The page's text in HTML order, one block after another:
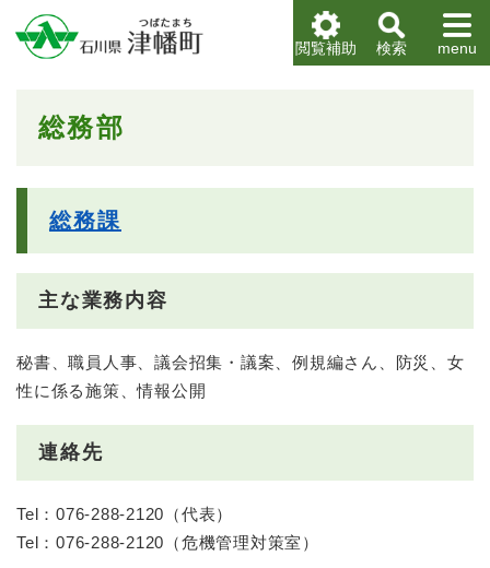
メニューを飛ばして本文へ
閲覧補助
検索 menu
総務部
総務課
主な業務内容
秘書、職員人事、議会招集・議案、例規編さん、防災、女
性に係る施策、情報公開
連絡先
Tel：076-288-2120 （代表）
Tel：076-288-2120 （危機管理対策室 ）